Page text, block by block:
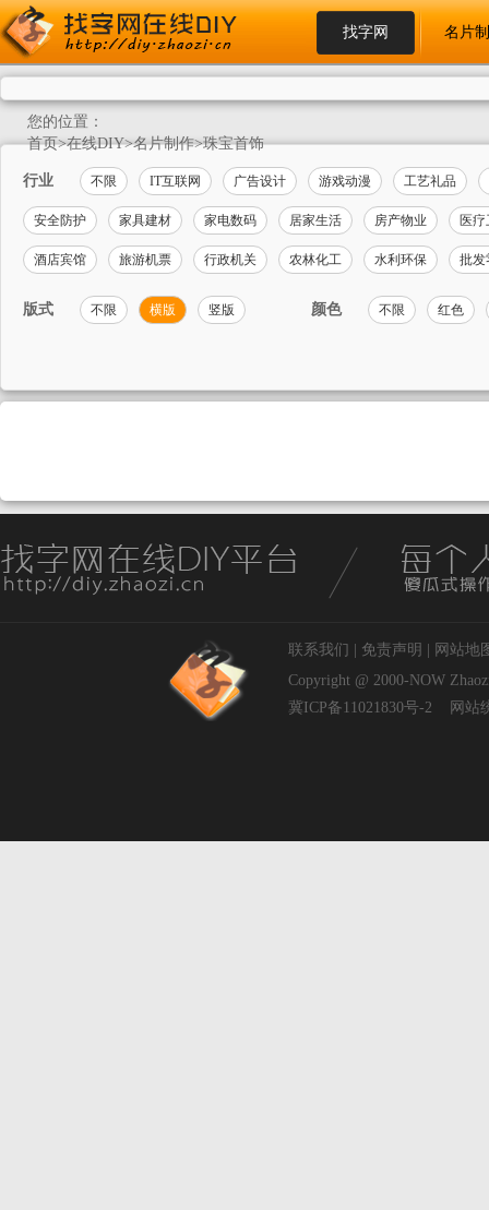
找字网 名片
您的位置：
首页>在线DIY>名片制作>珠宝首饰
行业 不限 IT互联网 广告设计 游戏动漫 工艺礼品
安全防护 家具建材 家电数码 居家生活 房产物业 医
酒店宾馆 旅游机票 行政机关 农林化工 水利环保 批发
版式 不限 横版 竖版 颜色 不限 红色
联系我们 免责声明
网站地
Copyright @ 2000-NOW
冀ICP备11021830号-2
网站